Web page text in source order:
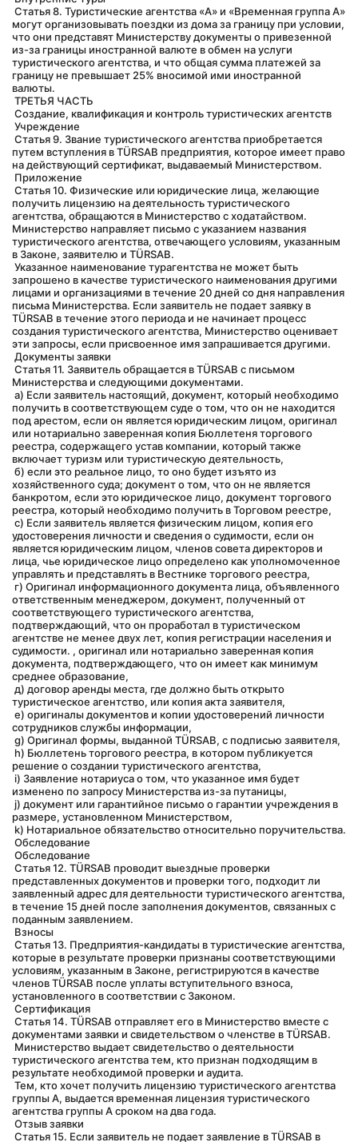
могут организовывать поездки из дома за границу при условии,
что они представят Министерству документы о привезенной
из-за границы иностранной валюте в обмен на услуги
туристического агентства, и что общая сумма платежей за
границу не превышает 25% вносимой ими иностранной
валюты.
ТРЕТЬЯ ЧАСТЬ
Создание, квалификация и контроль туристических агентств
Учреждение
путем вступления в TÜRSAB предприятия, которое имеет право
на действующий сертификат, выдаваемый Министерством.
Приложение
получить лицензию на деятельность туристического
агентства, обращаются в Министерство с ходатайством.
Министерство направляет письмо с указанием названия
туристического агентства, отвечающего условиям, указанным
в Законе, заявителю и TÜRSAB.
запрошено в качестве туристического наименования другими
лицами и организациями в течение 20 дней со дня направления
письма Министерства. Если заявитель не подает заявку в
TÜRSAB в течение этого периода и не начинает процесс
создания туристического агентства, Министерство оценивает
эти запросы, если присвоенное имя запрашивается другими.
Документы заявки
Министерства и следующими документами.
получить в соответствующем суде о том, что он не находится
под арестом, если он является юридическим лицом, оригинал
или нотариально заверенная копия Бюллетеня торгового
реестра, содержащего устав компании, который также
включает туризм или туристическую деятельность,
хозяйственного суда; документ о том, что он не является
банкротом, если это юридическое лицо, документ торгового
реестра, который необходимо получить в Торговом реестре,
удостоверения личности и сведения о судимости, если он
является юридическим лицом, членов совета директоров и
лица, чье юридическое лицо определено как уполномоченное
управлять и представлять в Вестнике торгового реестра,
ответственным менеджером, документ, полученный от
соответствующего туристического агентства,
подтверждающий, что он проработал в туристическом
агентстве не менее двух лет, копия регистрации населения и
судимости. , оригинал или нотариально заверенная копия
документа, подтверждающего, что он имеет как минимум
среднее образование,
туристическое агентство, или копия акта заявителя,
сотрудников службы информации,
g) Оригинал формы, выданной TÜRSAB, с подписью заявителя,
решение о создании туристического агентства,
изменено по запросу Министерства из-за путаницы,
размере, установленном Министерством,
k) Нотариальное обязательство относительно поручительства.
Обследование
Обследование
представленных документов и проверки того, подходит ли
заявленный адрес для деятельности туристического агентства,
в течение 15 дней после заполнения документов, связанных с
поданным заявлением.
Взносы
которые в результате проверки признаны соответствующими
условиям, указанным в Законе, регистрируются в качестве
членов TÜRSAB после уплаты вступительного взноса,
установленного в соответствии с Законом.
Сертификация
документами заявки и свидетельством о членстве в TÜRSAB.
туристического агентства тем, кто признан подходящим в
результате необходимой проверки и аудита.
группы А, выдается временная лицензия туристического
агентства группы А сроком на два года.
Отзыв заявки